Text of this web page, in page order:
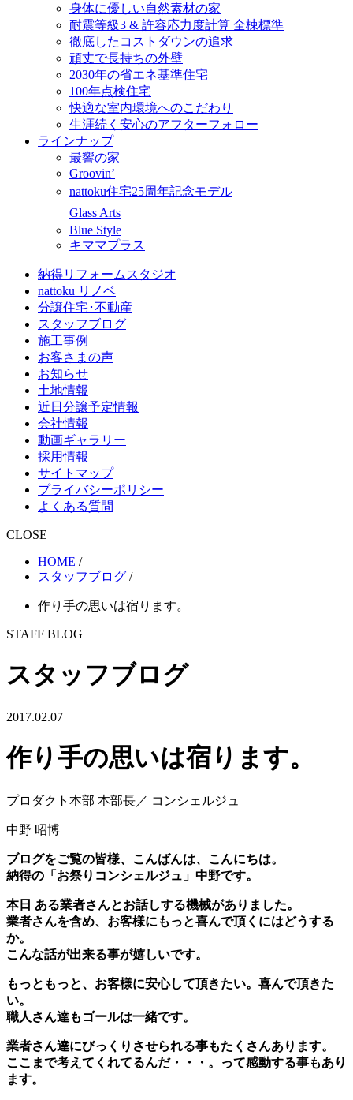
身体に優しい自然素材の家
耐震等級3 & 許容応力度計算 全棟標準
徹底したコストダウンの追求
頑丈で長持ちの外壁
2030年の省エネ基準住宅
100年点検住宅
快適な室内環境へのこだわり
生涯続く安心のアフターフォロー
ラインナップ
最響の家
Groovin’
nattoku住宅25周年記念モデル
Glass Arts
Blue Style
キママプラス
納得リフォームスタジオ
nattoku リノベ
分譲住宅･不動産
スタッフブログ
施工事例
お客さまの声
お知らせ
土地情報
近日分譲予定情報
会社情報
動画ギャラリー
採用情報
サイトマップ
プライバシーポリシー
よくある質問
CLOSE
HOME /
スタッフブログ /
作り手の思いは宿ります。
STAFF BLOG
スタッフブログ
2017.02.07
作り手の思いは宿ります。
プロダクト本部 本部長／ コンシェルジュ
中野 昭博
ブログをご覧の皆様、こんばんは、こんにちは。
納得の「お祭りコンシェルジュ」中野です。
本日 ある業者さんとお話しする機械がありました。
業者さんを含め、お客様にもっと喜んで頂くにはどうする
か。
こんな話が出来る事が嬉しいです。
もっともっと、お客様に安心して頂きたい。喜んで頂きた
い。
職人さん達もゴールは一緒です。
業者さん達にびっくりさせられる事もたくさんあります。
ここまで考えてくれてるんだ・・・。って感動する事もあり
ます。